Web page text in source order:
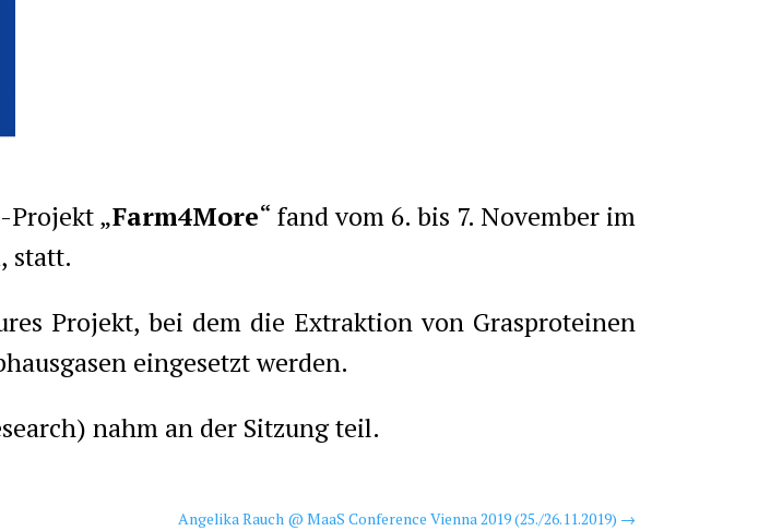
„Farm4More“ fand vom 6. bis 7. November im
statt.
Projekt, bei dem die Extraktion von Grasproteinen
eingesetzt werden.
nahm an der Sitzung teil.
Angelika Rauch @ MaaS Conference Vienna 2019 (25./26.11.2019) →